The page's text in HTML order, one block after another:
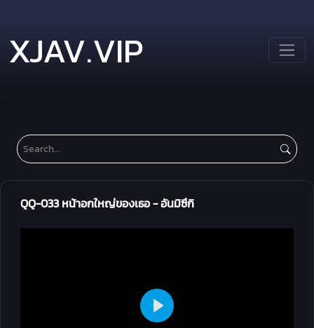
XJAV.VIP
QQ-033 หน้าอกใหญ่ของเธอ - อันมิซึกิ